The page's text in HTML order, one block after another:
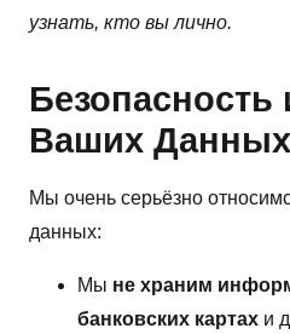
узнать, кто вы лично.
Безопасность
Ваших Данных
Мы очень серьёзно
данных:
Мы не храним
банковских картах и